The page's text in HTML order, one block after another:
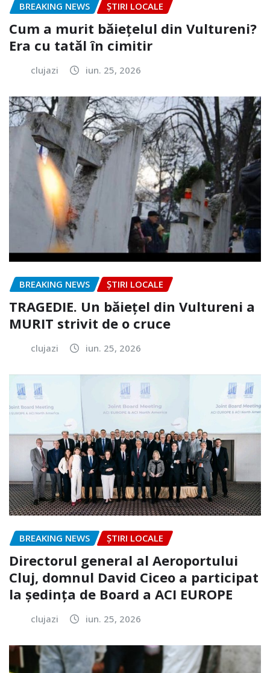
BREAKING NEWS ȘTIRI LOCALE
Cum a murit băiețelul din Vultureni?
Era cu tatăl în cimitir
clujazi iun. 25, 2026
BREAKING NEWS ȘTIRI LOCALE
TRAGEDIE. Un băiețel din Vultureni a
MURIT strivit de o cruce
clujazi iun. 25, 2026
BREAKING NEWS ȘTIRI LOCALE
Directorul general al Aeroportului
Cluj, domnul David Ciceo a participat
la ședința de Board a ACI EUROPE
clujazi iun. 25, 2026